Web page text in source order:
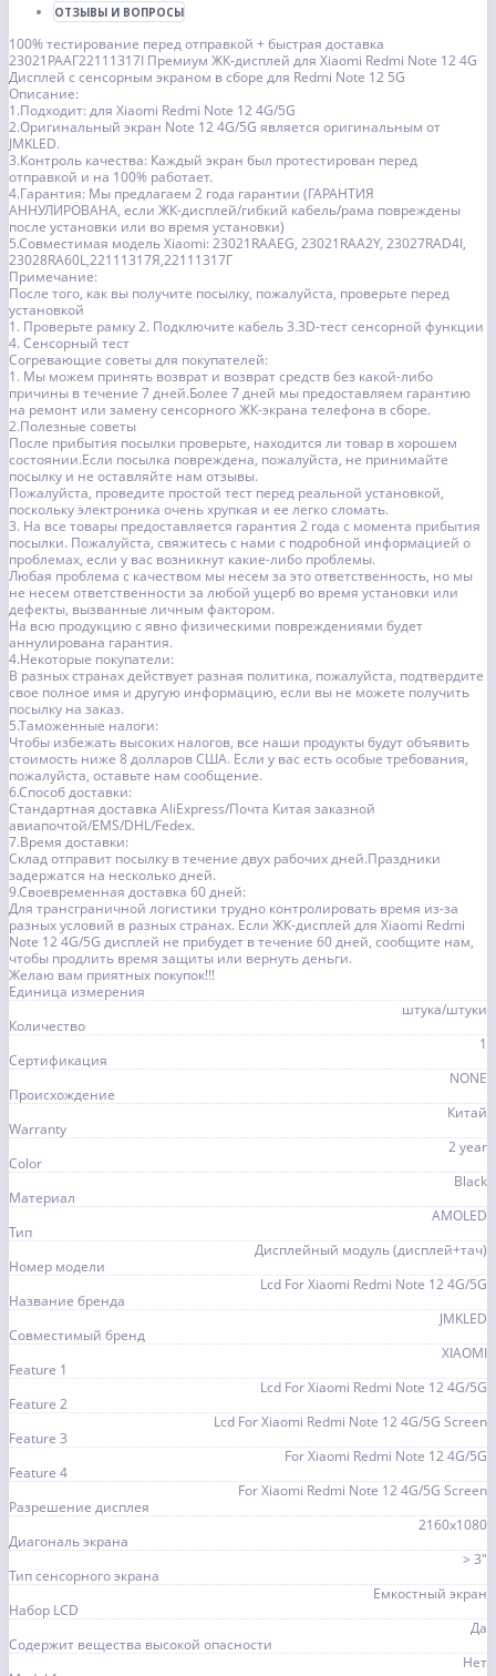
ОТЗЫВЫ И ВОПРОСЫ
100% тестирование перед отправкой + быстрая доставка
23021РААГ22111317I Премиум ЖК-дисплей для Xiaomi Redmi Note 12 4G
Дисплей с сенсорным экраном в сборе для Redmi Note 12 5G
Описание:
1.Подходит: для Xiaomi Redmi Note 12 4G/5G
2.Оригинальный экран Note 12 4G/5G является оригинальным от
JMKLED.
3.Контроль качества: Каждый экран был протестирован перед
отправкой и на 100% работает.
4.Гарантия: Мы предлагаем 2 года гарантии (ГАРАНТИЯ
АННУЛИРОВАНА, если ЖК-дисплей/гибкий кабель/рама повреждены
после установки или во время установки)
5.Совместимая модель Xiaomi: 23021RAAEG, 23021RAA2Y, 23027RAD4I,
23028RA60L,22111317Я,22111317Г
Примечание:
После того, как вы получите посылку, пожалуйста, проверьте перед
установкой
1. Проверьте рамку 2. Подключите кабель 3.3D-тест сенсорной функции
4. Сенсорный тест
Согревающие советы для покупателей:
1. Мы можем принять возврат и возврат средств без какой-либо
причины в течение 7 дней.Более 7 дней мы предоставляем гарантию
на ремонт или замену сенсорного ЖК-экрана телефона в сборе.
2.Полезные советы
После прибытия посылки проверьте, находится ли товар в хорошем
состоянии.Если посылка повреждена, пожалуйста, не принимайте
посылку и не оставляйте нам отзывы.
Пожалуйста, проведите простой тест перед реальной установкой,
поскольку электроника очень хрупкая и ее легко сломать.
3. На все товары предоставляется гарантия 2 года с момента прибытия
посылки. Пожалуйста, свяжитесь с нами с подробной информацией о
проблемах, если у вас возникнут какие-либо проблемы.
Любая проблема с качеством мы несем за это ответственность, но мы
не несем ответственности за любой ущерб во время установки или
дефекты, вызванные личным фактором.
На всю продукцию с явно физическими повреждениями будет
аннулирована гарантия.
4.Некоторые покупатели:
В разных странах действует разная политика, пожалуйста, подтвердите
свое полное имя и другую информацию, если вы не можете получить
посылку на заказ.
5.Таможенные налоги:
Чтобы избежать высоких налогов, все наши продукты будут объявить
стоимость ниже 8 долларов США. Если у вас есть особые требования,
пожалуйста, оставьте нам сообщение.
6.Способ доставки:
Стандартная доставка AliExpress/Почта Китая заказной
авиапочтой/EMS/DHL/Fedex.
7.Время доставки:
Склад отправит посылку в течение двух рабочих дней.Праздники
задержатся на несколько дней.
9.Своевременная доставка 60 дней:
Для трансграничной логистики трудно контролировать время из-за
разных условий в разных странах. Если ЖК-дисплей для Xiaomi Redmi
Note 12 4G/5G дисплей не прибудет в течение 60 дней, сообщите нам,
чтобы продлить время защиты или вернуть деньги.
Желаю вам приятных покупок!!!
Единица измерения
штука/штуки
Количество
1
Сертификация
NONE
Происхождение
Китай
Warranty
2 year
Color
Black
Материал
AMOLED
Тип
Дисплейный модуль (дисплей+тач)
Номер модели
Lcd For Xiaomi Redmi Note 12 4G/5G
Название бренда
JMKLED
Совместимый бренд
XIAOMI
Feature 1
Lcd For Xiaomi Redmi Note 12 4G/5G
Feature 2
Lcd For Xiaomi Redmi Note 12 4G/5G Screen
Feature 3
For Xiaomi Redmi Note 12 4G/5G
Feature 4
For Xiaomi Redmi Note 12 4G/5G Screen
Разрешение дисплея
2160x1080
Диагональ экрана
> 3"
Тип сенсорного экрана
Емкостный экран
Набор LCD
Да
Содержит вещества высокой опасности
Нет